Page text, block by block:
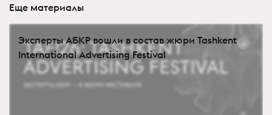
Еще материалы
Эксперты АБКР вошли в состав жюри Tashkent
International Advertising Festival